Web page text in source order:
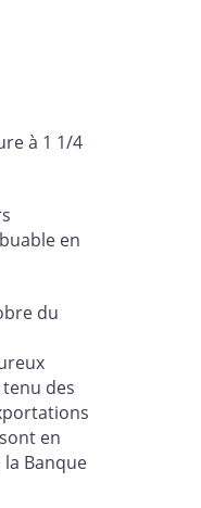
à 1 1/4
en
du
des
en
Banque